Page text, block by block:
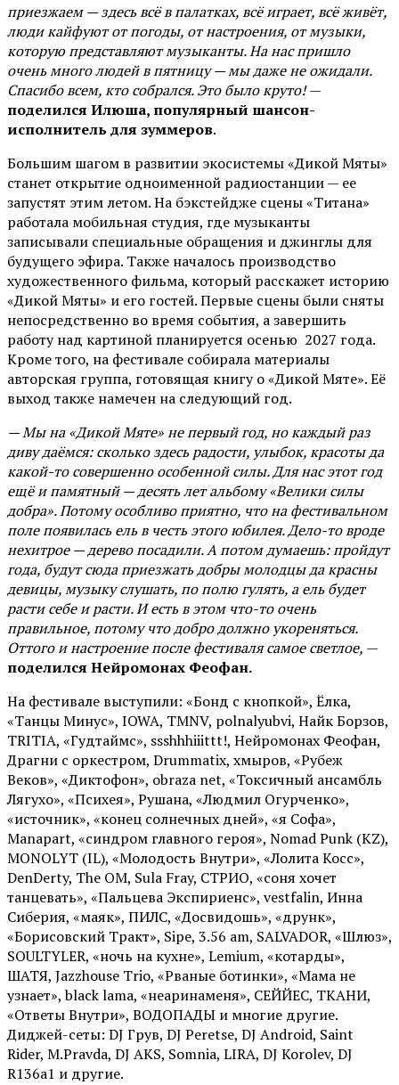
приезжаем — здесь всё в палатках, всё играет, всё живёт,
люди кайфуют от погоды, от настроения, от музыки,
которую представляют музыканты. На нас пришло
очень много людей в пятницу — мы даже не ожидали.
Спасибо всем, кто собрался. Это было круто!—
поделился Илюша, популярный шансон-
исполнитель для зуммеров.
Большим шагом в развитии экосистемы «Дикой Мяты»
станет открытие одноименной радиостанции — ее
запустят этим летом. На бэкстейдже сцены «Титана»
работала мобильная студия, где музыканты
записывали специальные обращения и джинглы для
будущего эфира. Также началось производство
художественного фильма, который расскажет историю
«Дикой Мяты» и его гостей. Первые сцены были сняты
непосредственно во время события, а завершить
работу над картиной планируется осенью 2027 года.
Кроме того, на фестивале собирала материалы
авторская группа, готовящая книгу о «Дикой Мяте». Её
выход также намечен на следующий год.
— Мы на «Дикой Мяте» не первый год, но каждый раз
диву даёмся: сколько здесь радости, улыбок, красоты да
какой-то совершенно особенной силы. Для нас этот год
ещё и памятный — десять лет альбому «Велики силы
добра». Потому особливо приятно, что на фестивальном
поле появилась ель в честь этого юбилея. Дело-то вроде
нехитрое — дерево посадили. А потом думаешь: пройдут
года, будут сюда приезжать добры молодцы да красны
девицы, музыку слушать, по полю гулять, а ель будет
расти себе и расти. И есть в этом что-то очень
правильное, потому что добро должно укореняться.
Оттого и настроение после фестиваля самое светлое, —
поделился Нейромонах Феофан.
На фестивале выступили: «Бонд с кнопкой», Ёлка,
«Танцы Минус», IOWA, TMNV, polnalyubvi, Найк Борзов,
TRITIA, «Гудтаймс», ssshhhiiittt!, Нейромонах Феофан,
Драгни с оркестром, Drummatix, хмыров, «Рубеж
Веков», «Диктофон», obraza net, «Токсичный ансамбль
Лягухо», «Психея», Рушана, «Людмил Огурченко»,
«источник», «конец солнечных дней», «я Софа»,
Manapart, «синдром главного героя», Nomad Punk (KZ),
MONOLYT (IL), «Молодость Внутри», «Лолита Косс»,
DenDerty, The OM, Sula Fray, СТРИО, «соня хочет
танцевать», «Пальцева Экспириенс», vestfalin, Инна
Сиберия, «маяк», ПИЛС, «Досвидошь», «друнк»,
«Борисовский Тракт», Sipe, 3.56 am, SALVADOR, «Шлюз»,
SOULTYLER, «ночь на кухне», Lemium, «котарды»,
ШАТЯ, Jazzhouse Trio, «Рваные ботинки», «Мама не
узнает», black lama, «неаринаменя», СЕЙЙЕС, ТКАНИ,
«Ответы Внутри», ВОДОПАДЫ и многие другие.
Диджей-сеты: DJ Грув, DJ Peretse, DJ Android, Saint
Rider, М.Pravda, DJ AKS, Somnia, LIRA, DJ Korolev, DJ
R136a1 и другие.